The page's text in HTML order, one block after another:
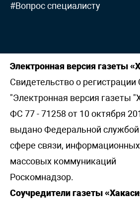
#Вопрос специалисту
Электронная версия газеты
Свидетельство о
"Электронная версия газеты
ФС 77 - 71258 от 10 октября
выдано Федеральной службой
сфере связи, информационных
массовых коммуникаций
Роскомнадзор.
Соучредители газеты